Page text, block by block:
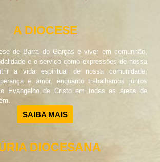
A DIOCESE
de Barra do Garças é viver em comunhão,
e o serviço como expressões de nossa
a vida espiritual de nossa comunidade,
e amor, enquanto trabalhamos juntos
o Evangelho de Cristo em todas as áreas de
SAIBA MAIS
DIOCESANA